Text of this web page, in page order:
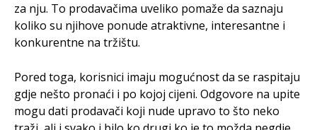
za nju. To prodavačima uveliko pomaže da saznaju
koliko su njihove ponude atraktivne, interesantne i
konkurentne na tržištu.
Pored toga, korisnici imaju mogućnost da se raspitaju
gdje nešto pronaći i po kojoj cijeni. Odgovore na upite
mogu dati prodavači koji nude upravo to što neko